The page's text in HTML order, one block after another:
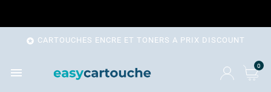
 CARTOUCHES ENCRE ET TONERS A PRIX DISCOUNT
 0